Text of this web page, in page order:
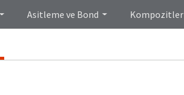
Asitleme ve Bond Kompozitler